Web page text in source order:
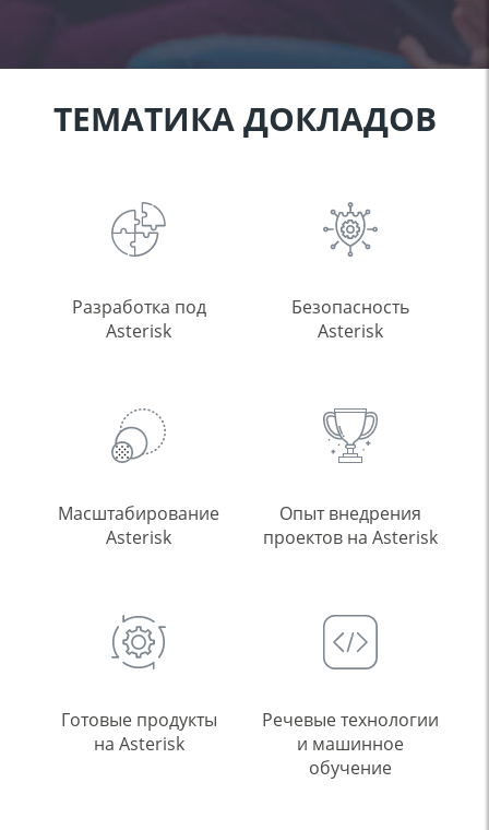
ТЕМАТИКА ДОКЛАДОВ
Разработка под
Asterisk
Безопасность
Asterisk
Масштабирование
Asterisk
Опыт внедрения
проектов на Asterisk
Готовые продукты
на Asterisk
Речевые технологии
и машинное
обучение